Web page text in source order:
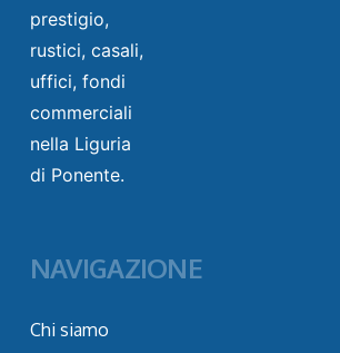
prestigio,
rustici, casali,
uffici, fondi
commerciali
nella Liguria
di Ponente.
NAVIGAZIONE
Chi siamo